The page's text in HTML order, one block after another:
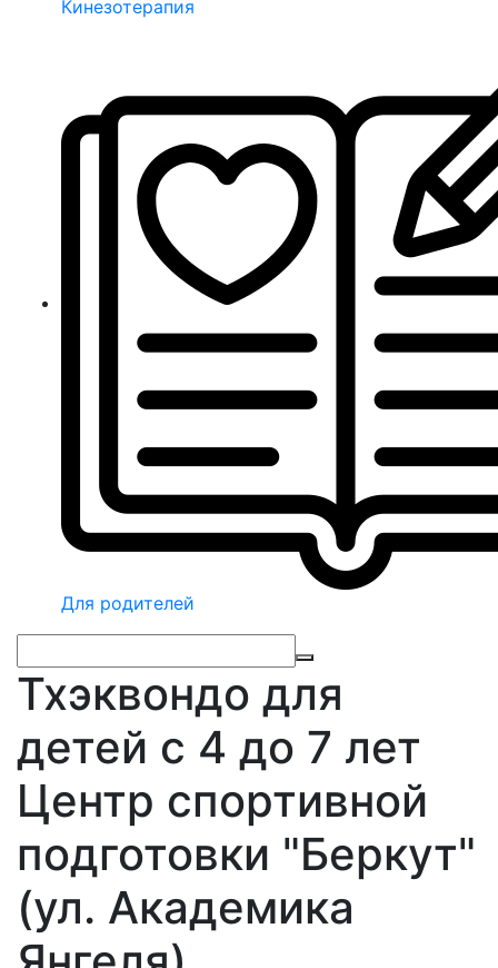
Кинезотерапия
Для родителей
Тхэквондо для
детей с 4 до 7 лет
Центр спортивной
подготовки "Беркут"
(ул. Академика